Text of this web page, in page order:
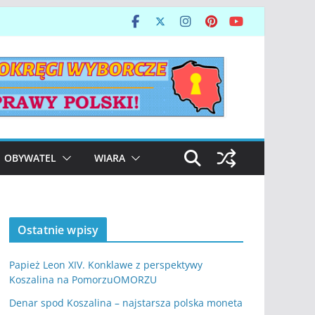
OBYWATEL WIARA
Ostatnie wpisy
Papież Leon XIV. Konklawe z perspektywy
Koszalina na PomorzuOMORZU
Denar spod Koszalina – najstarsza polska moneta